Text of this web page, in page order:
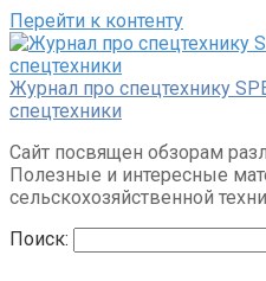
Перейти к контенту
Журнал про спецтехнику
спецтехники
Сайт посвящен обзорам
Полезные и интересные
сельскохозяйственной
Поиск: